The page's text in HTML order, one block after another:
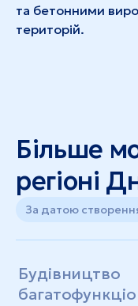
та бетонними
територій.
Більше
регіоні
За датою
Будівництво